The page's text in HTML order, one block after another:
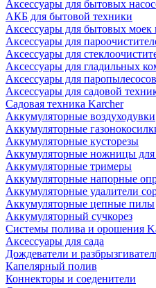
Аксессуары для бытовых
АКБ для бытовой техники
Аксессуары для бытовых моек
Аксессуары для
Аксессуары для
Аксессуары для гладильных
Аксессуары для паропылесосов
Аксессуары для садовой
Садовая техника Karcher
Аккумуляторные воздуходувки
Аккумуляторные
Аккумуляторные кусторезы
Аккумуляторные ножницы для
Аккумуляторные тримеры
Аккумуляторные напорные
Аккумуляторные удалители
Аккумуляторные цепные пилы
Аккумуляторный сучкорез
Системы полива и орошения
Аксессуары для сада
Дождеватели и
Капелярный полив
Коннекторы и соеденители